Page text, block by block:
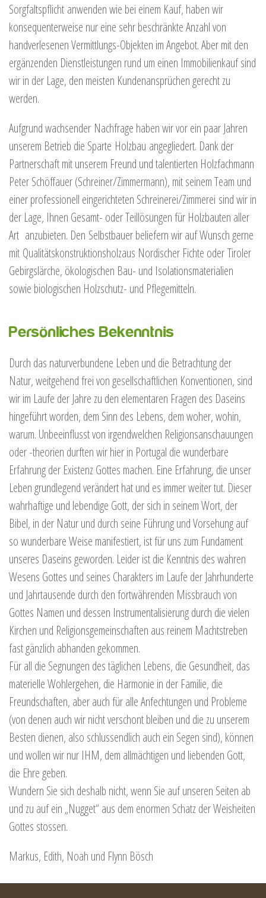
Sorgfaltspflicht anwenden wie bei einem Kauf, haben wir
konsequenterweise nur eine sehr beschränkte Anzahl von
handverlesenen Vermittlungs-Objekten im Angebot. Aber mit den
ergänzenden Dienstleistungen rund um einen Immobilienkauf sind
wir in der Lage, den meisten Kundenansprüchen gerecht zu
werden.
Aufgrund wachsender Nachfrage haben wir vor ein paar Jahren
unserem Betrieb die Sparte Holzbau angegliedert. Dank der
Partnerschaft mit unserem Freund und talentierten Holzfachmann
Peter Schöffauer (Schreiner/Zimmermann), mit seinem Team und
einer professionell eingerichteten Schreinerei/Zimmerei sind wir in
der Lage, Ihnen Gesamt- oder Teillösungen für Holzbauten aller
Art anzubieten. Den Selbstbauer beliefern wir auf Wunsch gerne
mit Qualitätskonstruktionsholzaus Nordischer Fichte oder Tiroler
Gebirgslärche, ökologischen Bau- und Isolationsmaterialien
sowie biologischen Holzschutz- und Pflegemitteln.
Persönliches Bekenntnis
Durch das naturverbundene Leben und die Betrachtung der
Natur, weitgehend frei von gesellschaftlichen Konventionen, sind
wir im Laufe der Jahre zu den elementaren Fragen des Daseins
hingeführt worden, dem Sinn des Lebens, dem woher, wohin,
warum. Unbeeinflusst von irgendwelchen Religionsanschauungen
oder -theorien durften wir hier in Portugal die wunderbare
Erfahrung der Existenz Gottes machen. Eine Erfahrung, die unser
Leben grundlegend verändert hat und es immer weiter tut. Dieser
wahrhaftige und lebendige Gott, der sich in seinem Wort, der
Bibel, in der Natur und durch seine Führung und Vorsehung auf
so wunderbare Weise manifestiert, ist für uns zum Fundament
unseres Daseins geworden. Leider ist die Kenntnis des wahren
Wesens Gottes und seines Charakters im Laufe der Jahrhunderte
und Jahrtausende durch den fortwährenden Missbrauch von
Gottes Namen und dessen Instrumentalisierung durch die vielen
Kirchen und Religionsgemeinschaften aus reinem Machtstreben
fast gänzlich abhanden gekommen.
Für all die Segnungen des täglichen Lebens, die Gesundheit, das
materielle Wohlergehen, die Harmonie in der Familie, die
Freundschaften, aber auch für alle Anfechtungen und Probleme
(von denen auch wir nicht verschont bleiben und die zu unserem
Besten dienen, also schlussendlich auch ein Segen sind), können
und wollen wir nur IHM, dem allmächtigen und liebenden Gott,
die Ehre geben.
Wundern Sie sich deshalb nicht, wenn Sie auf unseren Seiten ab
und zu auf ein „Nugget“ aus dem enormen Schatz der Weisheiten
Gottes stossen.
Markus, Edith, Noah und Flynn Bösch